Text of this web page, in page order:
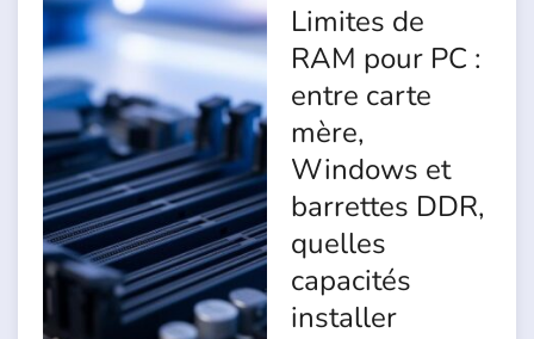
Limites de
RAM pour PC :
entre carte
mère,
Windows et
barrettes DDR,
quelles
capacités
installer